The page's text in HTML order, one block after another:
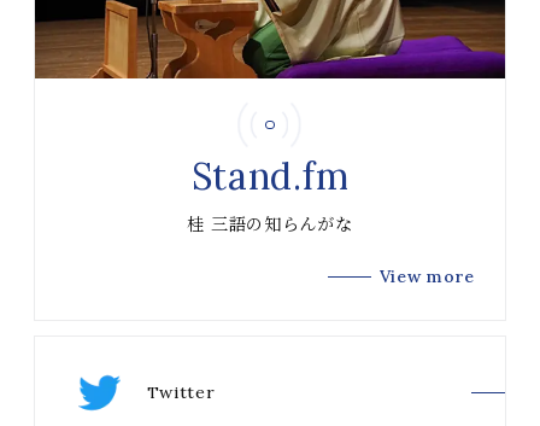
Stand.fm
桂 三語の知らんがな
View more
Twitter